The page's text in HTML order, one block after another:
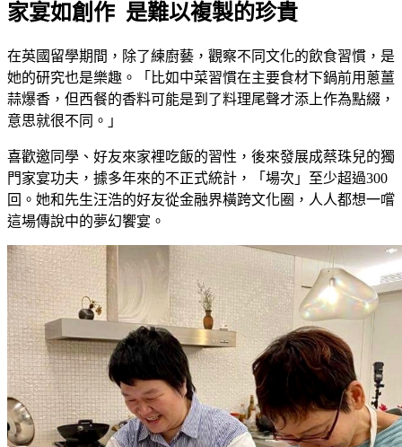
家宴如創作 是難以複製的珍貴
在英國留學期間，除了練廚藝，觀察不同文化的飲食習慣，是
她的研究也是樂趣。「比如中菜習慣在主要食材下鍋前用蔥薑
蒜爆香，但西餐的香料可能是到了料理尾聲才添上作為點綴，
意思就很不同。」
喜歡邀同學、好友來家裡吃飯的習性，後來發展成蔡珠兒的獨
門家宴功夫，據多年來的不正式統計，「場次」至少超過300
回。她和先生汪浩的好友從金融界橫跨文化圈，人人都想一嚐
這場傳說中的夢幻饗宴。